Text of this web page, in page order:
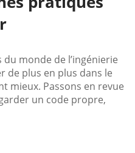
monde de l’ingénierie
de plus en plus dans le
mieux. Passons en revue
un code propre,